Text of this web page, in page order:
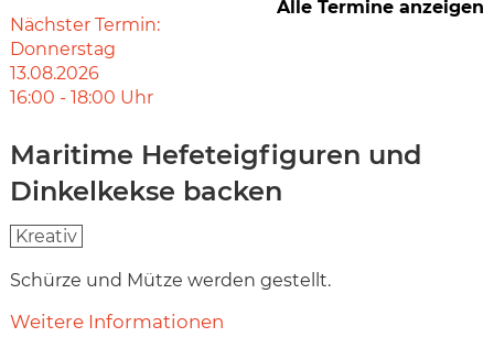
Nächster Termin:
Donnerstag
13.08.2026
16:00 - 18:00 Uhr
Alle Termine anzeigen
Maritime Hefeteigfiguren und
Dinkelkekse backen
Kreativ
Schürze und Mütze werden gestellt.
Weitere Informationen